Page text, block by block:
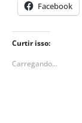
Facebook
Curtir isso:
Carregando...